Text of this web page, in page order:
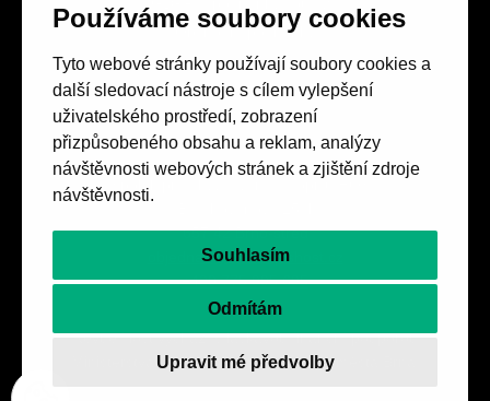
Používáme soubory cookies
Tyto webové stránky používají soubory cookies a
další sledovací nástroje s cílem vylepšení
uživatelského prostředí, zobrazení
přizpůsobeného obsahu a reklam, analýzy
návštěvnosti webových stránek a zjištění zdroje
návštěvnosti.
Souhlasím
Odmítám
Upravit mé předvolby
Obchodní podmínky
Spolek přátel vydávání
657 42 Brno-střed
objednavky@casopishost.cz
+420 775 995 695
Revue Host vychází s laskavou finanční podporou
Ministerstva kultury ČR a statutárního města Brna.